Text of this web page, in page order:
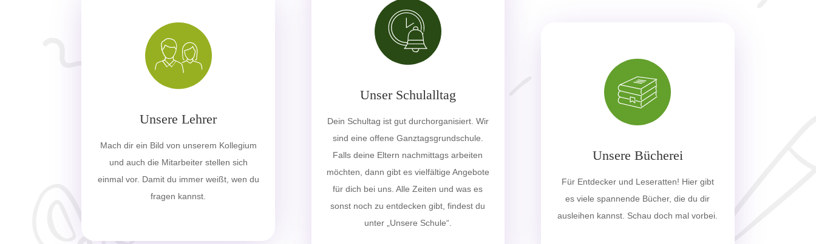
Unsere Lehrer
Mach dir ein Bild von unserem Kollegium
und auch die Mitarbeiter stellen sich
einmal vor. Damit du immer weißt, wen du
fragen kannst.
Unser Schulalltag
Dein Schultag ist gut durchorganisiert. Wir
sind eine offene Ganztagsgrundschule.
Falls deine Eltern nachmittags arbeiten
möchten, dann gibt es vielfältige Angebote
für dich bei uns. Alle Zeiten und was es
sonst noch zu entdecken gibt, findest du
unter „Unsere Schule“.
Unsere Bücherei
Für Entdecker und Leseratten! Hier gibt
es viele spannende Bücher, die du dir
ausleihen kannst. Schau doch mal vorbei.